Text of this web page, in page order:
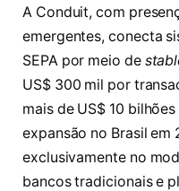
A Conduit, com
emergentes, conecta
SEPA por meio de
US$ 300 mil por
mais de US$ 10
expansão no Brasil
exclusivamente no
bancos tradicionais e